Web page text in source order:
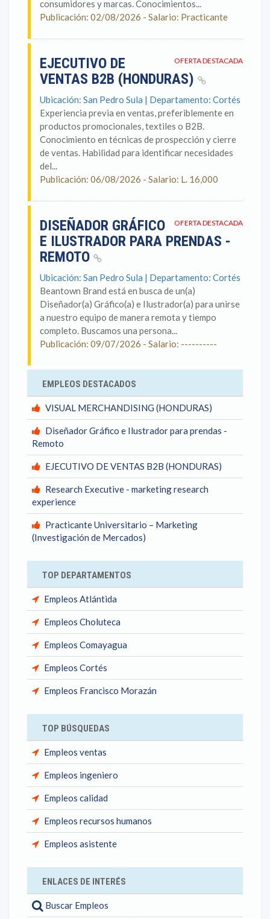
consumidores y marcas. Conocimientos...
Publicación: 02/08/2026 - Salario: Practicante
OFERTA DESTACADA
EJECUTIVO DE
VENTAS B2B (HONDURAS)
Ubicación: San Pedro Sula | Departamento: Cortés
Experiencia previa en ventas, preferiblemente en
productos promocionales, textiles o B2B.
Conocimiento en técnicas de prospección y cierre
de ventas. Habilidad para identificar necesidades
del...
Publicación: 06/08/2026 - Salario: L. 16,000
OFERTA DESTACADA
DISEÑADOR GRÁFICO
E ILUSTRADOR PARA PRENDAS -
REMOTO
Ubicación: San Pedro Sula | Departamento: Cortés
Beantown Brand está en busca de un(a)
Diseñador(a) Gráfico(a) e Ilustrador(a) para unirse
a nuestro equipo de manera remota y tiempo
completo. Buscamos una persona...
Publicación: 09/07/2026 - Salario: ----------
EMPLEOS DESTACADOS
VISUAL MERCHANDISING (HONDURAS)
Diseñador Gráfico e Ilustrador para prendas -
Remoto
EJECUTIVO DE VENTAS B2B (HONDURAS)
Research Executive - marketing research
experience
Practicante Universitario – Marketing
(Investigación de Mercados)
TOP DEPARTAMENTOS
Empleos Atlántida
Empleos Choluteca
Empleos Comayagua
Empleos Cortés
Empleos Francisco Morazán
TOP BÚSQUEDAS
Empleos ventas
Empleos ingeniero
Empleos calidad
Empleos recursos humanos
Empleos asistente
ENLACES DE INTERÉS
Buscar Empleos